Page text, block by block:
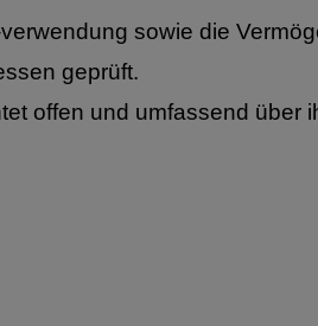
sowie die
geprüft.
offen und umfassend über